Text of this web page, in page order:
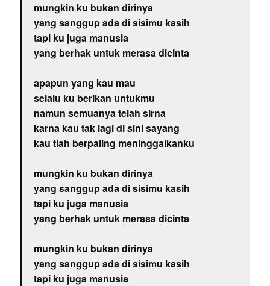
mungkin ku bukan dirinya
yang sanggup ada di sisimu kasih
tapi ku juga manusia
yang berhak untuk merasa dicinta
apapun yang kau mau
selalu ku berikan untukmu
namun semuanya telah sirna
karna kau tak lagi di sini sayang
kau tlah berpaling meninggalkanku
mungkin ku bukan dirinya
yang sanggup ada di sisimu kasih
tapi ku juga manusia
yang berhak untuk merasa dicinta
mungkin ku bukan dirinya
yang sanggup ada di sisimu kasih
tapi ku juga manusia